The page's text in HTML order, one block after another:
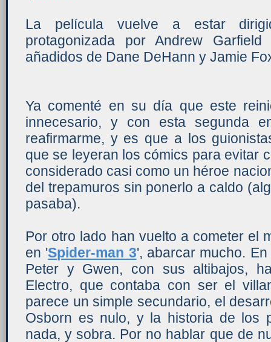
La película vuelve a estar
protagonizada por Andrew
añadidos de Dane DeHann y Jamie
Ya comenté en su día que este
innecesario, y con esta segunda
reafirmarme, y es que a los
que se leyeran los cómics para evitar
considerado casi como un héroe
del trepamuros sin ponerlo a caldo
pasaba).
Por otro lado han vuelto a cometer el
en 'Spider-man 3', abarcar mucho.
Peter y Gwen, con sus altibajos,
Electro, que contaba con ser el
parece un simple secundario, el
Osborn es nulo, y la historia de los
nada, y sobra. Por no hablar que de